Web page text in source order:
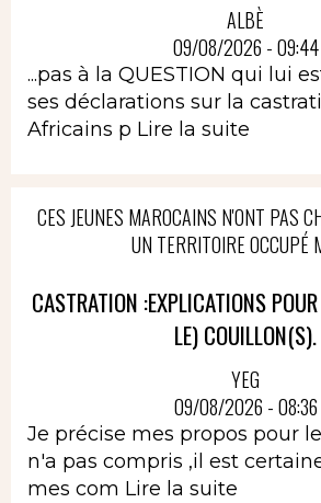
ALBÈ
09/08/2026 - 09:44
...pas à la QUESTION qui lui
ses déclarations sur la
Africains p Lire la suite
CES JEUNES MAROCAINS N'ONT PAS
UN TERRITOIRE OCCUPÉ
CASTRATION :EXPLICATIONS
LE) COUILLON(S).
YEG
09/08/2026 - 08:36
Je précise mes propos pour
n'a pas compris ,il est
mes com Lire la suite